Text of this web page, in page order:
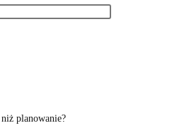
planowanie?